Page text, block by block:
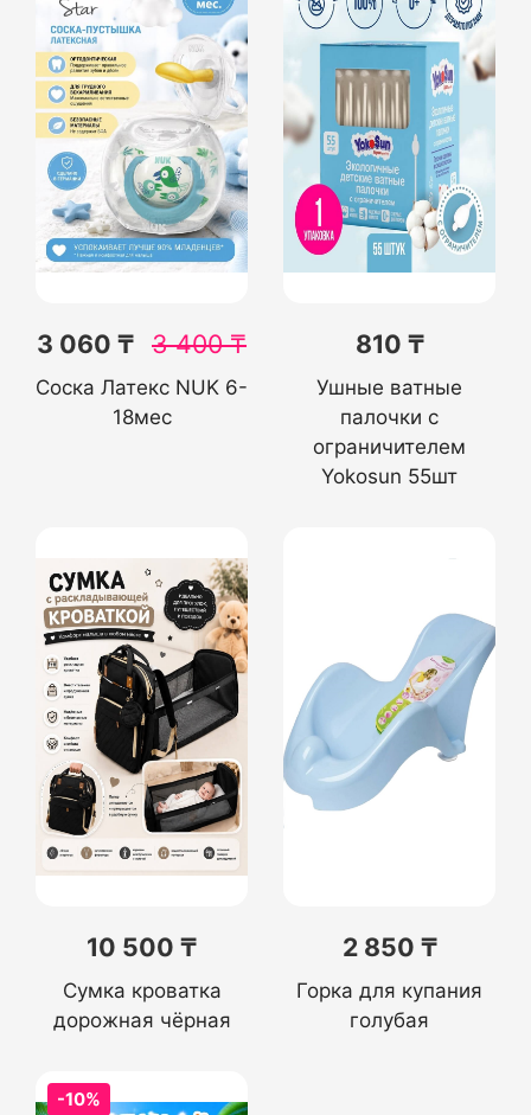
3 060 ₸ 3 400₸
Соска Латекс NUK 6-
18мес
810 ₸
Ушные ватные
палочки с
ограничителем
Yokosun 55шт
10 500 ₸
Сумка кроватка
дорожная чёрная
2 850 ₸
Горка для купания
голубая
-10%